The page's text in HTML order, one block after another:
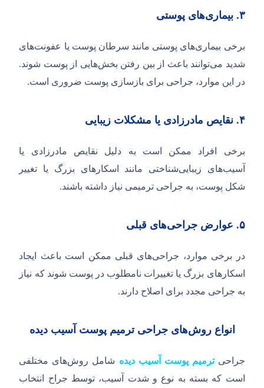
۳. بیماری‌های پوستی
برخی بیماری‌های پوستی مانند سرطان پوست یا عفونت‌های
شدید می‌توانند باعث از بین رفتن بخش‌هایی از پوست شوند.
در این موارد، جراحی برای بازسازی پوست ضروری است.
۴. نقایص مادرزادی یا مشکلات زیبایی
برخی افراد ممکن است به دلیل نقایص مادرزادی یا
آسیب‌های زیبایی‌شناختی مانند اسکارهای بزرگ یا تغییر
شکل پوست، به جراحی ترمیمی نیاز داشته باشند.
۵. عوارض جراحی‌های قبلی
در برخی موارد، جراحی‌های قبلی ممکن است باعث ایجاد
اسکارهای بزرگ یا تغییرات نامطلوب در پوست شوند که نیاز
به جراحی مجدد برای اصلاح دارند.
انواع روش‌های جراحی ترمیم پوست آسیب دیده
جراحیترمیم پوست آسیب دیده شامل روش‌های مختلفی
است که بسته به نوع و شدت آسیب، توسط جراح انتخاب